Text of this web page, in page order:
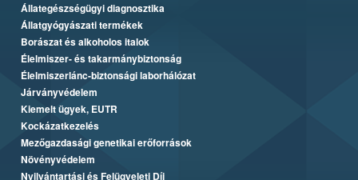
Állategészségügyi diagnosztika
Állatgyógyászati termékek
Borászat és alkoholos italok
Élelmiszer- és takarmánybiztonság
Élelmiszerlánc-biztonsági laborhálózat
Járványvédelem
Kiemelt ügyek, EUTR
Kockázatkezelés
Mezőgazdasági genetikai erőforrások
Növényvédelem
Nyilvántartási és Felügyeleti Díj